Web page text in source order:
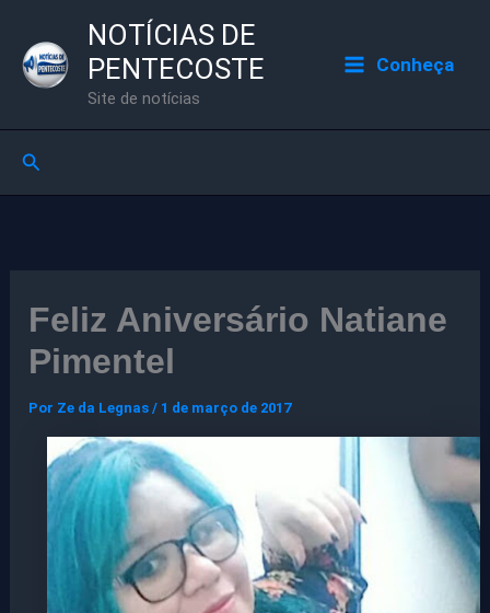
para
NOTÍCIAS DE
PENTECOSTE
Site de notícias
Conheça
Pesquisar
Feliz Aniversário Natiane
Pimentel
Por Ze da Legnas/ 1 de março de 2017